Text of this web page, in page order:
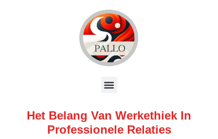
Het Belang Van Werkethiek In
Professionele Relaties